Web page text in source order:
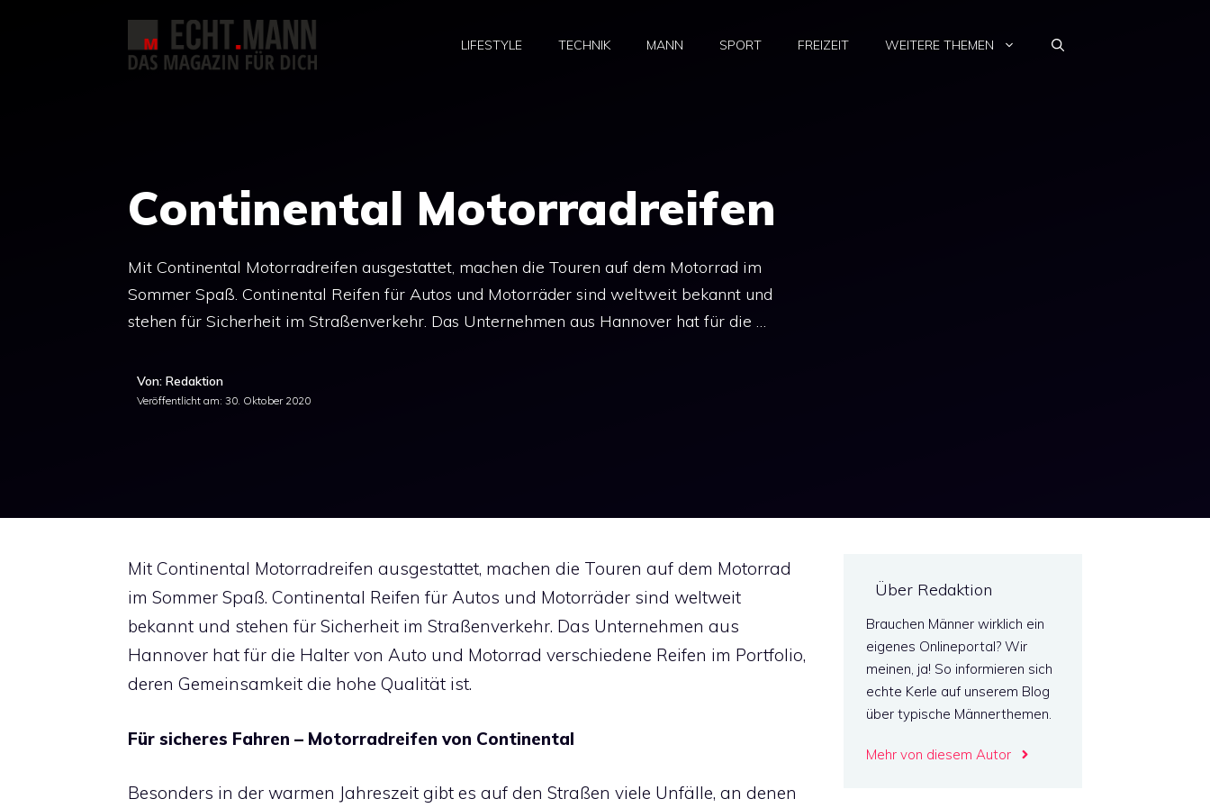
LIFESTYLE TECHNIK MANN SPORT FREIZEIT WEITERE THEMEN
Continental Motorradreifen
Mit Continental Motorradreifen ausgestattet, machen die Touren auf dem Motorrad im
Sommer Spaß. Continental Reifen für Autos und Motorräder sind weltweit bekannt und
stehen für Sicherheit im Straßenverkehr. Das Unternehmen aus Hannover hat für die …
Von: Redaktion
Veröffentlicht am: 30. Oktober 2020
Mit Continental Motorradreifen ausgestattet, machen die Touren auf dem Motorrad
im Sommer Spaß. Continental Reifen für Autos und Motorräder sind weltweit
bekannt und stehen für Sicherheit im Straßenverkehr. Das Unternehmen aus
Hannover hat für die Halter von Auto und Motorrad verschiedene Reifen im Portfolio,
deren Gemeinsamkeit die hohe Qualität ist.
Für sicheres Fahren – Motorradreifen von Continental
Besonders in der warmen Jahreszeit gibt es auf den Straßen viele Unfälle, an denen
Über Redaktion
Brauchen Männer wirklich ein
eigenes Onlineportal? Wir
meinen, ja! So informieren sich
echte Kerle auf unserem Blog
über typische Männerthemen.
Mehr von diesem Autor